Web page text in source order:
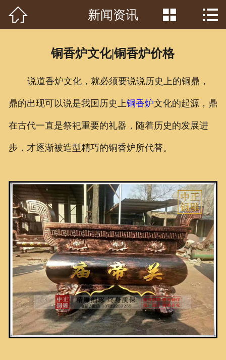
首页
荣誉资质
泥塑鉴赏
联系我们
 新闻资讯  
铜香炉文化|铜香炉价格
说道香炉文化，就必须要说说历史上的铜鼎，
鼎的出现可以说是我国历史上铜香炉文化的起源，鼎
在古代一直是祭祀重要的礼器，随着历史的发展进
步，才逐渐被造型精巧的铜香炉所代替。